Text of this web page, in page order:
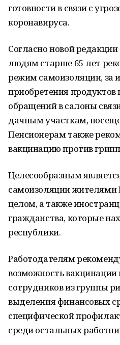
готовности в связи с
коронавируса.
Согласно новой
людям старше 65 лет
режим самоизоляции, за
приобретения продуктов
обращений в салоны
дачным участкам,
Пенсионерам также
вакцинацию против
Целесообразным
самоизоляции жителями
целом, а также
гражданства, которые
республики.
Работодателям
возможность вакцинации
сотрудников из группы
выделения финансовых
специфической
среди остальных